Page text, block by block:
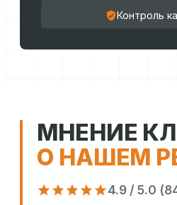
Контроль
МНЕНИЕ
О НАШЕМ
4.9 / 5.0